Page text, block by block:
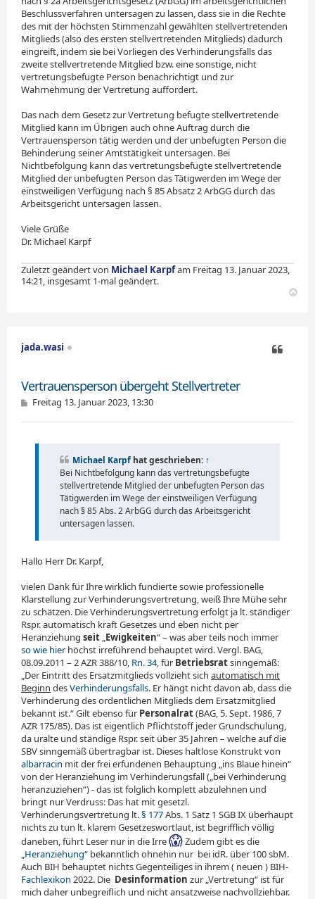
Beschlussverfahren untersagen zu lassen, dass sie in die Rechte
des mit der höchsten Stimmenzahl gewählten stellvertretenden
Mitglieds (also des ersten stellvertretenden Mitglieds) dadurch
eingreift, indem sie bei Vorliegen des Verhinderungsfalls das
zweite stellvertretende Mitglied bzw. eine sonstige, nicht
vertretungsbefugte Person benachrichtigt und zur
Wahrnehmung der Vertretung auffordert.
Das nach dem Gesetz zur Vertretung befugte stellvertretende
Mitglied kann im Übrigen auch ohne Auftrag durch die
Vertrauensperson tätig werden und der unbefugten Person die
Behinderung seiner Amtstätigkeit untersagen. Bei
Nichtbefolgung kann das vertretungsbefugte stellvertretende
Mitglied der unbefugten Person das Tätigwerden im Wege der
einstweiligen Verfügung nach § 85 Absatz 2 ArbGG durch das
Arbeitsgericht untersagen lassen.
Viele Grüße
Dr. Michael Karpf
Zuletzt geändert von Michael Karpfam Freitag 13. Januar 2023,
14:21, insgesamt 1-mal geändert.
jada.wasi
Vertrauensperson übergeht Stellvertreter
B
i
Freitag 13. Januar 2023, 13:30
Michael Karpf hat geschrieben: ↑
Bei Nichtbefolgung kann das vertretungsbefugte
stellvertretende Mitglied der unbefugten Person das
Tätigwerden im Wege der einstweiligen Verfügung
nach § 85 Abs. 2 ArbGG durch das Arbeitsgericht
unter­sagen lassen.
Hallo Herr Dr. Karpf,
vielen Dank für Ihre wirklich fundierte sowie professionelle
Klarstellung zur Verhinderungsvertretung, weiß Ihre Mühe sehr
zu schätzen. Die Verhinderungsvertretung erfolgt ja lt. ständiger
Rspr. automatisch kraft Gesetzes und eben nicht per
Heranziehung seit Ewigkeiten“ – was aber teils noch immer
so wie hierhöchst irreführend behauptet wird. Vergl. BAG,
08.09.2011 – 2 AZR 388/10, Rn. 34, für Betriebsratsinngemäß:
„Der Eintritt des Ersatzmitglieds vollzieht sich automatisch mit
Beginn desVerhinderungsfalls. Er hängt nicht davon ab, dass die
Verhinderung des ordentlichen Mitglieds dem Ersatzmitglied
bekannt ist.“ Gilt ebenso für Personalrat(BAG, 5. Sept. 1986, 7
AZR 175/85). Das ist eigentlich Pflichtstoff jeder Grundschulung,
da uralte und ständige Rspr. seit über 35 Jahren – welche auf die
SBV sinngemäß übertragbar ist. Dieses haltlose Konstrukt von
albarracin mit der frei erfundenen Behauptung „ins Blaue hinein“
von der Heranziehung im Verhinderungsfall („bei Verhinderung
heranzuziehen“) - das ist folglich komplett abzulehnen und
bringt nur Verdruss: Das hat mit gesetzl.
Verhinderungsvertretung lt.§ 177Abs. 1 Satz 1 SGB IX überhaupt
nichts zu tun lt. klarem Gesetzeswortlaut, ist begrifflich völlig
daneben, führt Leser nur in die Irre
Zudem gibt es die
„Heranziehung“ bekanntlich ohnehin nur bei idR. über 100 sbM.
Auch BIH behauptet nichts Gegenteiliges in ihrem ( neuen ) BIH-
Fachlexikon 2022. Die Desinformation zur „Vertretung“ ist für
mich daher unbegreiflich und nicht ansatzweise nachvollziehbar.